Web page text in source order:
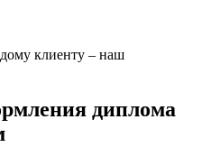
клиенту – наш
диплома